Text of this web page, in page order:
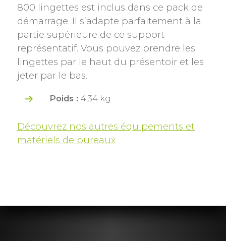
800 lingettes est inclus dans ce pack de
démarrage. Il s’adapte parfaitement à la
partie supérieure de ce support
représentatif. Vous pouvez prendre les
lingettes par le haut du présentoir et les
jeter par le bas.
Poids : 4,34 kg
Découvrez nos autres équipements et
matériels de bureaux